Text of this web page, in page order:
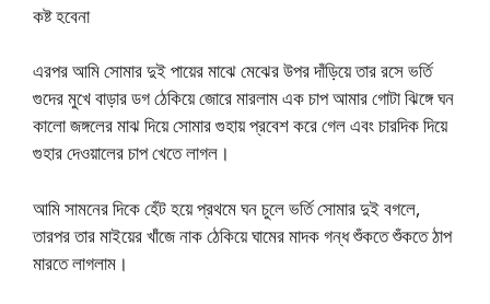
কষ্ট হবেনা
এরপর আমি সোমার দুই পায়ের মাঝে মেঝের উপর দাঁড়িয়ে তার রসে ভর্তি
গুদের মুখে বাড়ার ডগ ঠেকিয়ে জোরে মারলাম এক চাপ আমার গোটা ঝিঙ্গে ঘন
কালো জঙ্গলের মাঝ দিয়ে সোমার গুহায় প্রবেশ করে গেল এবং চারদিক দিয়ে
গুহার দেওয়ালের চাপ খেতে লাগল।
আমি সামনের দিকে হেঁট হয়ে প্রথমে ঘন চুলে ভর্তি সোমার দুই বগলে,
তারপর তার মাইয়ের খাঁজে নাক ঠেকিয়ে ঘামের মাদক গন্ধ শুঁকতে শুঁকতে ঠাপ
মারতে লাগলাম।